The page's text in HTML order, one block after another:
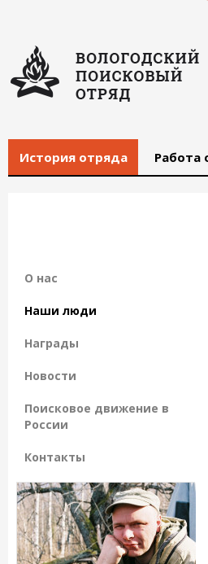
История отряда Работа
О нас
Наши люди
Награды
Новости
Поисковое движение в
России
Контакты